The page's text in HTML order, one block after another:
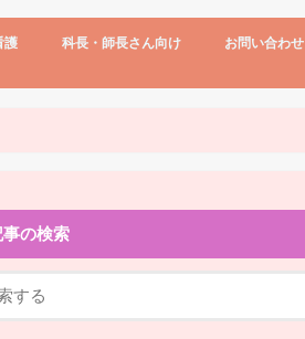
護 科長・師長さん向け お問い合わせ
講演依頼
お問い合わせ
事の検索